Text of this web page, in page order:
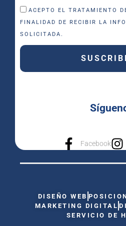
Facebook
ACEPTO EL TRATAMIENTO
FINALIDAD DE RECIBIR LA
SOLICITADA.
DISEÑO WEB
MARKETING DIGITAL
SERVICIO DE